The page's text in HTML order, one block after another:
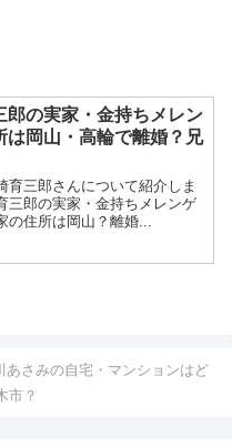
郎の実家・金持ちメレン
は岡山・高輪で離婚？兄
育三郎さんについて紹介しま
三郎の実家・金持ちメレンゲ
の住所は岡山？離婚...
あさみの自宅・マンションはど
市？